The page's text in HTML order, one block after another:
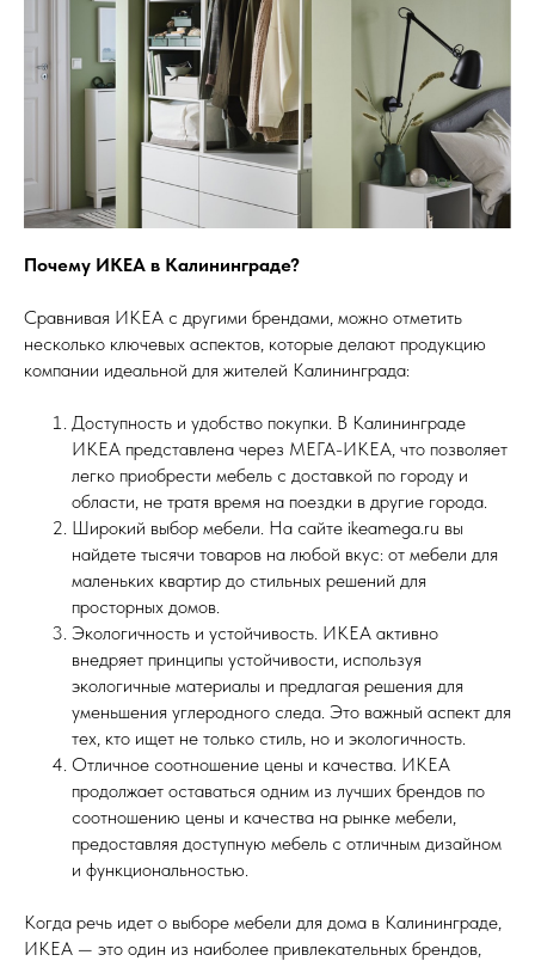
Почему ИКЕА в Калининграде?
Сравнивая ИКЕА с другими брендами, можно отметить
несколько ключевых аспектов, которые делают продукцию
компании идеальной для жителей Калининграда:
Доступность и удобство покупки. В Калининграде
ИКЕА представлена через МЕГА-ИКЕА, что позволяет
легко приобрести мебель с доставкой по городу и
области, не тратя время на поездки в другие города.
Широкий выбор мебели. На сайте ikeamega.ru вы
найдете тысячи товаров на любой вкус: от мебели для
маленьких квартир до стильных решений для
просторных домов.
Экологичность и устойчивость. ИКЕА активно
внедряет принципы устойчивости, используя
экологичные материалы и предлагая решения для
уменьшения углеродного следа. Это важный аспект для
тех, кто ищет не только стиль, но и экологичность.
Отличное соотношение цены и качества. ИКЕА
продолжает оставаться одним из лучших брендов по
соотношению цены и качества на рынке мебели,
предоставляя доступную мебель с отличным дизайном
и функциональностью.
Когда речь идет о выборе мебели для дома в Калининграде,
ИКЕА — это один из наиболее привлекательных брендов,